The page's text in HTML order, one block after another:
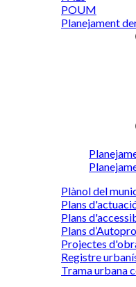
POUM
Planejament
Plànol del
Plans
Plans
Plans
Projectes
Registre
Trama urbana